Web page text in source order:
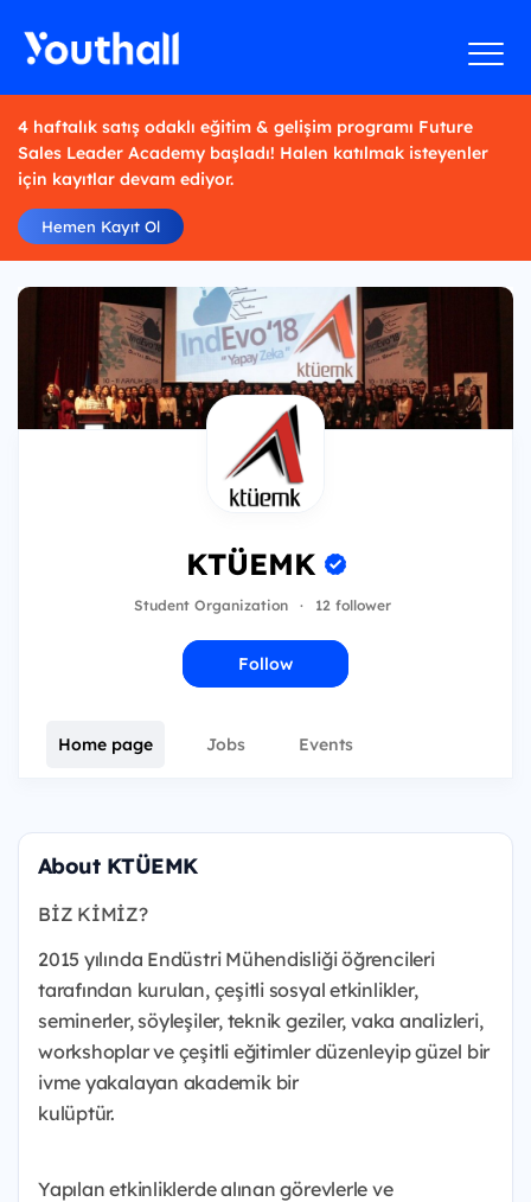
4 haftalık satış odaklı eğitim & gelişim programı Future
Sales Leader Academy başladı! Halen katılmak isteyenler
için kayıtlar devam ediyor.
Hemen Kayıt Ol
KTÜEMK
Student Organization · 12 follower
Follow
Home page Jobs Events
About KTÜEMK
BİZ KİMİZ?
2015 yılında Endüstri Mühendisliği öğrencileri
tarafından kurulan, çeşitli sosyal etkinlikler,
seminerler, söyleşiler, teknik geziler, vaka analizleri,
workshoplar ve çeşitli eğitimler düzenleyip güzel bir
ivme yakalayan akademik bir
kulüptür.
Yapılan etkinliklerde alınan görevlerle ve